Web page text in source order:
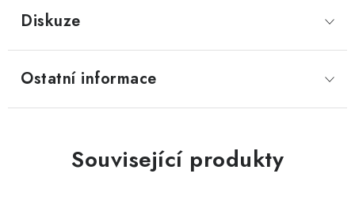
Diskuze
Ostatní informace
Související produkty